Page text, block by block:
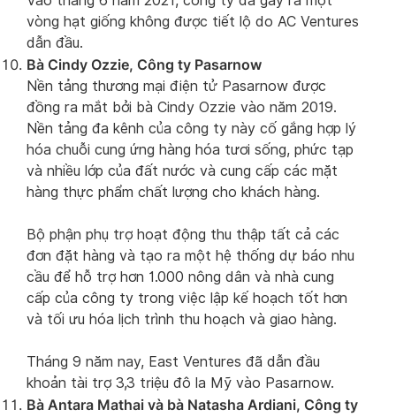
vòng hạt giống không được tiết lộ do AC Ventures
dẫn đầu.
Bà Cindy Ozzie, Công ty Pasarnow
Nền tảng thương mại điện tử Pasarnow được
đồng ra mắt bởi bà Cindy Ozzie vào năm 2019.
Nền tảng đa kênh của công ty này cố gắng hợp lý
hóa chuỗi cung ứng hàng hóa tươi sống, phức tạp
và nhiều lớp của đất nước và cung cấp các mặt
hàng thực phẩm chất lượng cho khách hàng.
Bộ phận phụ trợ hoạt động thu thập tất cả các
đơn đặt hàng và tạo ra một hệ thống dự báo nhu
cầu để hỗ trợ hơn 1.000 nông dân và nhà cung
cấp của công ty trong việc lập kế hoạch tốt hơn
và tối ưu hóa lịch trình thu hoạch và giao hàng.
Tháng 9 năm nay, East Ventures đã dẫn đầu
khoản tài trợ 3,3 triệu đô la Mỹ vào Pasarnow.
Bà Antara Mathai và bà Natasha Ardiani, Công ty